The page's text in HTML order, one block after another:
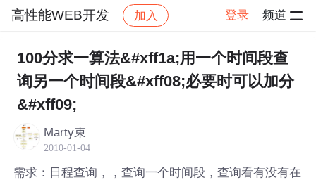
高性能WEB开发 加入 登录 频道
社区 高性能WEB开发 帖子详情
100分求一算法&#xff1a;用一个时间段查
询另一个时间段&#xff08;必要时可以加分
&#xff09;
Marty束
2010-01-04
需求：日程查询，，查询一个时间段，查询看有没有在